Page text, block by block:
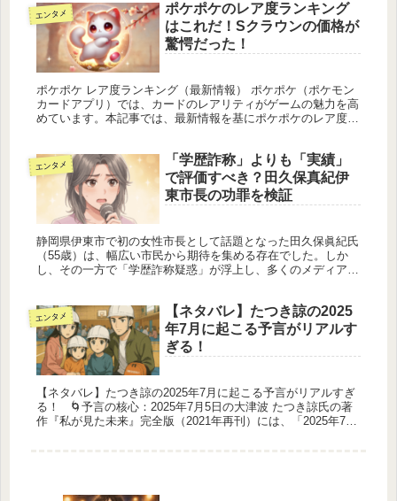
エンタメ
ポケポケのレア度ランキング
はこれだ！Sクラウンの価格が
驚愕だった！
ポケポケ レア度ランキング（最新情報） ポケポケ（ポケモン
カードアプリ）では、カードのレアリティがゲームの魅力を高
めています。本記事では、最新情報を基にポケポケのレア度ラ
エンタメ
「学歴詐称」よりも「実績」
で評価すべき？田久保真紀伊
東市長の功罪を検証
静岡県伊東市で初の女性市長として話題となった田久保眞紀氏
（55歳）は、幅広い市民から期待を集める存在でした。しか
し、その一方で「学歴詐称疑惑」が浮上し、多くのメディアや
エンタメ
【ネタバレ】たつき諒の2025
年7月に起こる予言がリアルす
ぎる！
【ネタバレ】たつき諒の2025年7月に起こる予言がリアルすぎ
る！ 🌀予言の核心：2025年7月5日の大津波 たつき諒氏の著
作『私が見た未来』完全版（2021年再刊）には、「2025年7